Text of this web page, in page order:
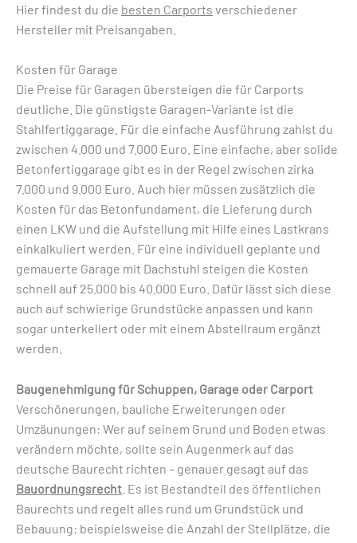
Hier findest du die besten Carports verschiedener
Hersteller mit Preisangaben.
Kosten für Garage
Die Preise für Garagen übersteigen die für Carports
deutliche. Die günstigste Garagen-Variante ist die
Stahlfertiggarage. Für die einfache Ausführung zahlst du
zwischen 4.000 und 7.000 Euro. Eine einfache, aber solide
Betonfertiggarage gibt es in der Regel zwischen zirka
7.000 und 9.000 Euro. Auch hier müssen zusätzlich die
Kosten für das Betonfundament, die Lieferung durch
einen LKW und die Aufstellung mit Hilfe eines Lastkrans
einkalkuliert werden. Für eine individuell geplante und
gemauerte Garage mit Dachstuhl steigen die Kosten
schnell auf 25.000 bis 40.000 Euro. Dafür lässt sich diese
auch auf schwierige Grundstücke anpassen und kann
sogar unterkellert oder mit einem Abstellraum ergänzt
werden.
Baugenehmigung für Schuppen, Garage oder Carport
Verschönerungen, bauliche Erweiterungen oder
Umzäunungen: Wer auf seinem Grund und Boden etwas
verändern möchte, sollte sein Augenmerk auf das
deutsche Baurecht richten – genauer gesagt auf das
Bauordnungsrecht . Es ist Bestandteil des öffentlichen
Baurechts und regelt alles rund um Grundstück und
Bebauung: beispielsweise die Anzahl der Stellplätze, die